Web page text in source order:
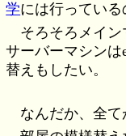
学には行っている
そろそろメイン
サーバーマシンは
替えもしたい。
なんだか、全